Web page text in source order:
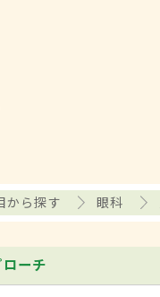
から探す 眼科
ーチ